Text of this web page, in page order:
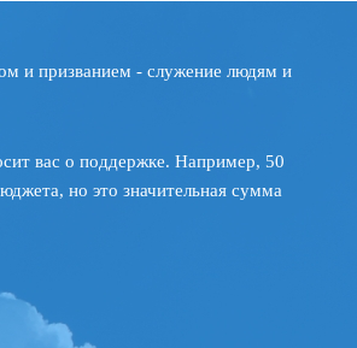
и призванием - служение людям и
вас о поддержке. Например, 50
но это значительная сумма